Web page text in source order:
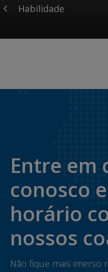
Habilidade
Entre em
conosco
horário
nossos
Não fique mais imerso